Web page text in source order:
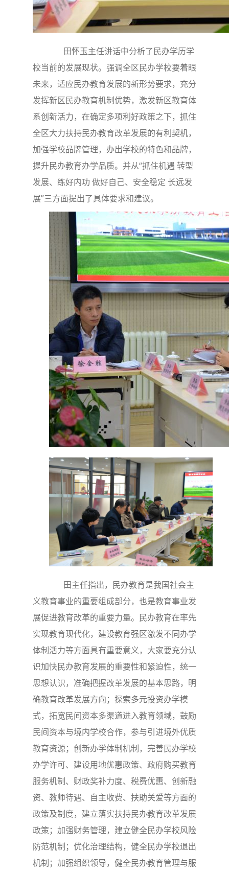
田怀玉主任讲话中分析了民办学历学
校当前的发展现状。强调全区民办学校要着眼
未来，适应民办教育发展的新形势要求，充分
发挥新区民办教育机制优势，激发新区教育体
系创新活力，在确定多项利好政策之下，抓住
全区大力扶持民办教育改革发展的有利契机，
加强学校品牌管理，办出学校的特色和品牌，
提升民办教育办学品质。并从“抓住机遇 转型
发展、练好内功 做好自己、安全稳定 长远发
展”三方面提出了具体要求和建议。
田主任指出，民办教育是我国社会主
义教育事业的重要组成部分，也是教育事业发
展促进教育改革的重要力量。民办教育在率先
实现教育现代化，建设教育强区激发不同办学
体制活力等方面具有重要意义，大家要充分认
识加快民办教育发展的重要性和紧迫性，统一
思想认识，准确把握改革发展的基本思路，明
确教育改革发展方向；探索多元投资办学模
式，拓宽民间资本多渠道进入教育领域，鼓励
民间资本与境内学校合作，参与引进境外优质
教育资源；创新办学体制机制，完善民办学校
办学许可、建设用地优惠政策、政府购买教育
服务机制、财政奖补力度、税费优惠、创新融
资、教师待遇、自主收费、扶助关爱等方面的
政策及制度，建立落实扶持民办教育改革发展
政策；加强财务管理，建立健全民办学校风险
防范机制；优化治理结构，健全民办学校退出
机制；加强组织领导，健全民办教育管理与服